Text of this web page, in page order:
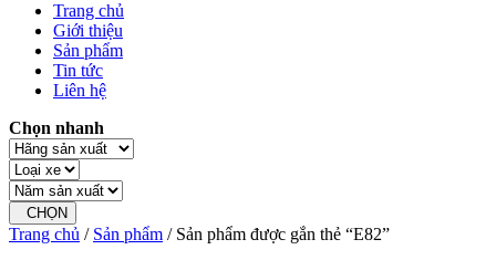
Trang chủ
Giới thiệu
Sản phẩm
Tin tức
Liên hệ
Chọn nhanh
CHỌN
Trang chủ / Sản phẩm / Sản phẩm được gắn thẻ “E82”